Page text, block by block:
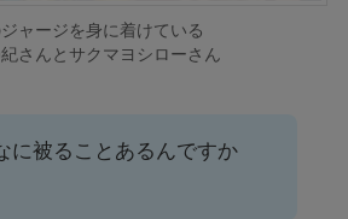
ャージを身に着けている
さんとサクマヨシローさん
に被ることあるんですか